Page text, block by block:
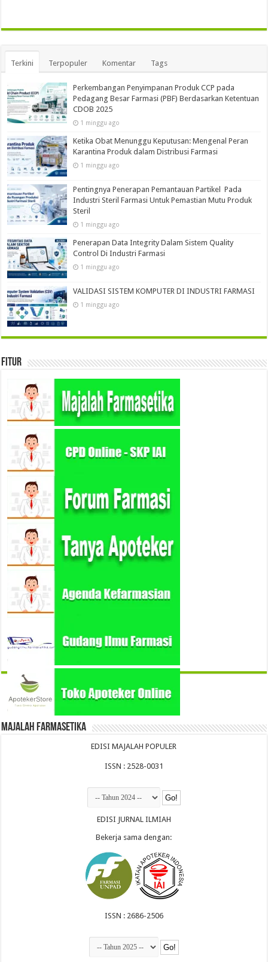
Terkini Terpopuler Komentar Tags
Perkembangan Penyimpanan Produk CCP pada
Pedagang Besar Farmasi (PBF) Berdasarkan Ketentuan
CDOB 2025
1 minggu ago
Ketika Obat Menunggu Keputusan: Mengenal Peran
Karantina Produk dalam Distribusi Farmasi
1 minggu ago
Pentingnya Penerapan Pemantauan Partikel Pada
Industri Steril Farmasi Untuk Pemastian Mutu Produk
Steril
1 minggu ago
Penerapan Data Integrity Dalam Sistem Quality
Control Di Industri Farmasi
1 minggu ago
VALIDASI SISTEM KOMPUTER DI INDUSTRI FARMASI
1 minggu ago
Fitur
Majalah Farmasetika
EDISI MAJALAH POPULER
ISSN : 2528-0031
EDISI JURNAL ILMIAH
Bekerja sama dengan:
ISSN : 2686-2506